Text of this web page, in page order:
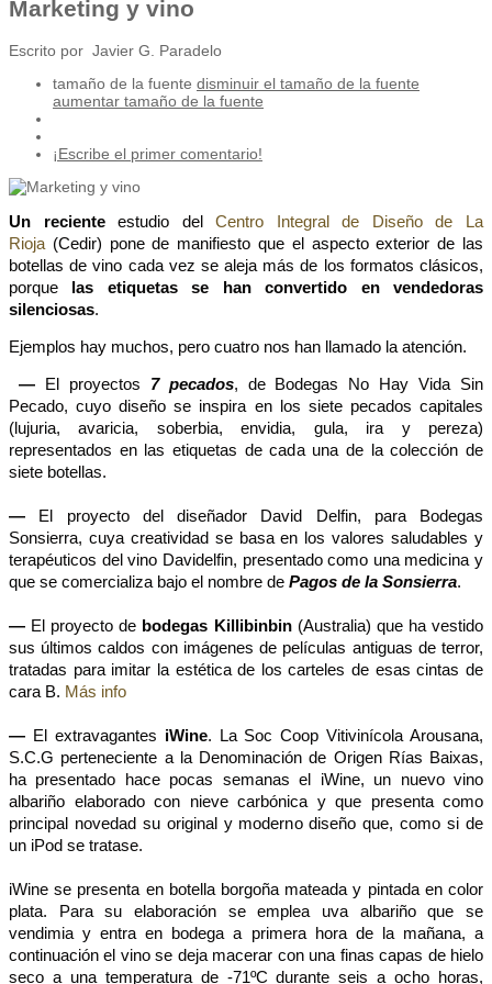
Marketing y vino
Escrito por Javier G. Paradelo
tamaño de la fuente disminuir el tamaño de la fuente
aumentar tamaño de la fuente
¡Escribe el primer comentario!
Un reciente estudio del
Centro Integral de Diseño de La
Rioja (Cedir) pone de manifiesto que el aspecto exterior de las
botellas de vino cada vez se aleja más de los formatos clásicos,
porque
las etiquetas se han convertido en vendedoras
silenciosas.
Ejemplos hay muchos, pero cuatro nos han llamado la atención.
— El proyectos 7 pecados, de Bodegas No Hay Vida Sin
Pecado, cuyo diseño se inspira en los siete pecados capitales
(lujuria, avaricia, soberbia, envidia, gula, ira y pereza)
representados en las etiquetas de cada una de la colección de
siete botellas.
—
El proyecto del diseñador David Delfin, para Bodegas
Sonsierra, cuya creatividad se basa en los valores saludables y
terapéuticos del vino Davidelfin, presentado como una medicina y
que se comercializa bajo el nombre de Pagos de la Sonsierra.
— El proyecto de bodegas Killibinbin (Australia) que ha vestido
sus últimos caldos con imágenes de películas antiguas de terror,
tratadas para imitar la estética de los carteles de esas cintas de
cara B. Más info
— El extravagantes iWine. La Soc Coop Vitivinícola Arousana,
S.C.G perteneciente a la Denominación de Origen Rías Baixas,
ha presentado hace pocas semanas el iWine, un nuevo vino
albariño elaborado con nieve carbónica y que presenta como
principal novedad su original y moderno diseño que, como si de
un iPod se tratase.
iWine se presenta en botella borgoña mateada y pintada en color
plata. Para su elaboración se emplea uva albariño que se
vendimia y entra en bodega a primera hora de la mañana, a
continuación el vino se deja macerar con una finas capas de hielo
seco a una temperatura de -71ºC durante seis a ocho horas,